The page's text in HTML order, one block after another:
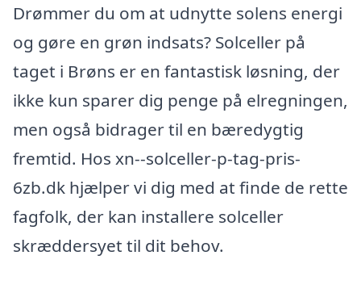
Drømmer du om at udnytte solens energi
og gøre en grøn indsats? Solceller på
taget i Brøns er en fantastisk løsning, der
ikke kun sparer dig penge på elregningen,
men også bidrager til en bæredygtig
fremtid. Hos xn--solceller-p-tag-pris-
6zb.dk hjælper vi dig med at finde de rette
fagfolk, der kan installere solceller
skræddersyet til dit behov.